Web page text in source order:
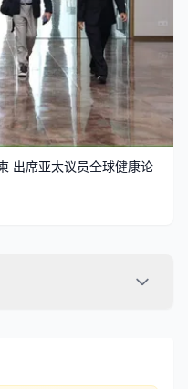
出席亚太议员全球健康论